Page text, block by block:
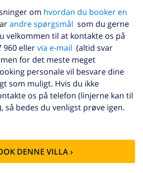
US$ per person , skal betales
ankomsten
US$ per person , skal betales
ankomsten
US$
på energiforbruget
US$/HOUR)
af det samlede beløb
om hvordan du booker en
andre spørgsmål som du gerne
velkommen til at kontakte os på
960 ellervia e-mail (altid svar
for det meste meget
personale vil besvare dine
som muligt. Hvis du ikke
os på telefon (linjerne kan til
bedes du venligst prøve igen.
DENNE VILLA ›